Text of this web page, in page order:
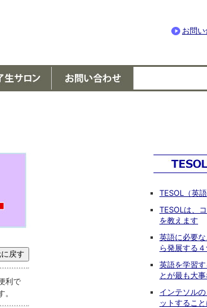
お問
に戻す
利で
TESOL（英
TESOLは、
を教えます
英語に必要
ら発展する
英語を学習
とが最も大事
インテソル
ットするこ